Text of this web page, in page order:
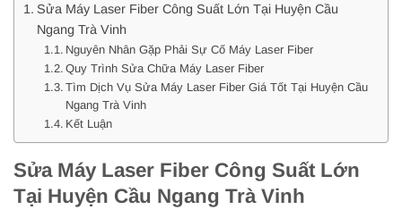
Sửa Máy Laser Fiber Công Suất Lớn Tại Huyện Cầu
Ngang Trà Vinh
Nguyên Nhân Gặp Phải Sự Cố Máy Laser Fiber
Quy Trình Sửa Chữa Máy Laser Fiber
Tìm Dịch Vụ Sửa Máy Laser Fiber Giá Tốt Tại Huyện Cầu
Ngang Trà Vinh
Kết Luận
Sửa Máy Laser Fiber Công Suất Lớn
Tại Huyện Cầu Ngang Trà Vinh